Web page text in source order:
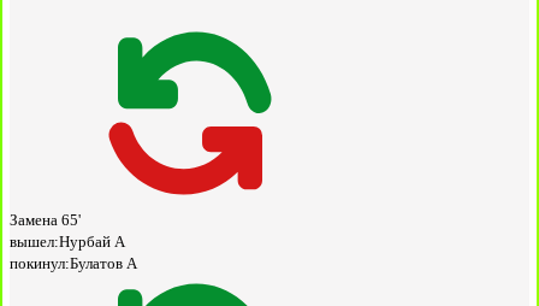
Замена 65'
вышел:Нурбай А
покинул:Булатов А